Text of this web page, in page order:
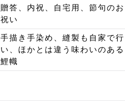
贈答、内祝、自宅用、節句のお
祝い
手描き手染め、縫製も自家で行
い、ほかとは違う味わいのある
鯉幟